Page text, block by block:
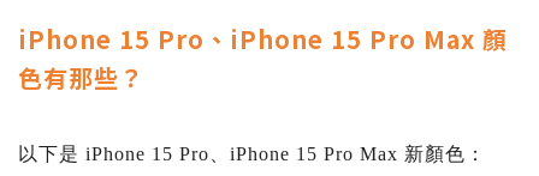
iPhone 15 Pro、iPhone 15 Pro Max 顏
色有那些？
以下是 iPhone 15 Pro、iPhone 15 Pro Max 新顏色 ：